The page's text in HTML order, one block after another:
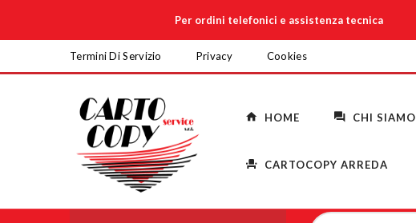
Per ordini telefonici e assistenza tecnica
Termini Di Servizio Privacy Cookies
HOME CHI SIAMO
CARTOCOPY ARREDA